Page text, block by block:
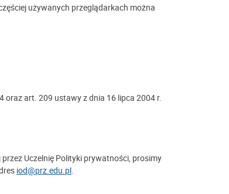
używanych przeglądarkach można
oraz art. 209 ustawy z dnia 16 lipca 2004 r.
Uczelnię Polityki prywatności, prosimy
iod@prz.edu.pl